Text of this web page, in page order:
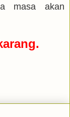
masa akan